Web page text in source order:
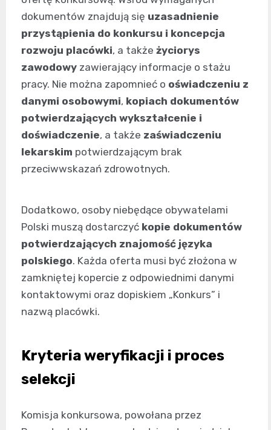
dokumentów znajdują się uzasadnienie
przystąpienia do konkursu i koncepcja
rozwoju placówki, a także życiorys
zawodowy zawierający informacje o stażu
pracy. Nie można zapomnieć o oświadczeniu z
danymi osobowymi, kopiach dokumentów
potwierdzających wykształcenie i
doświadczenie, a także zaświadczeniu
lekarskim potwierdzającym brak
przeciwwskazań zdrowotnych.
Dodatkowo, osoby niebędące obywatelami
Polski muszą dostarczyć kopie dokumentów
potwierdzających znajomość języka
polskiego. Każda oferta musi być złożona w
zamkniętej kopercie z odpowiednimi danymi
kontaktowymi oraz dopiskiem „Konkurs” i
nazwą placówki.
Kryteria weryfikacji i proces
selekcji
Komisja konkursowa, powołana przez